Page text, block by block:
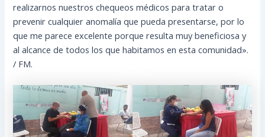
realizarnos nuestros chequeos médicos para tratar o
prevenir cualquier anomalía que pueda presentarse, por lo
que me parece excelente porque resulta muy beneficiosa y
al alcance de todos los que habitamos en esta comunidad».
/ FM.